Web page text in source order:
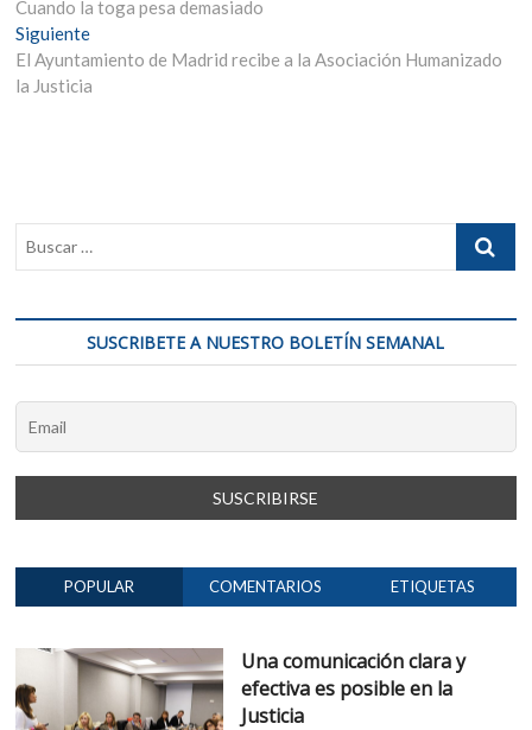
de
entradas
anterior:
Cuando la toga pesa demasiado
SiguienteEntrada
siguiente:
El Ayuntamiento de Madrid recibe a la Asociación Humanizado
la Justicia
SUSCRIBETE A NUESTRO BOLETÍN SEMANAL
POPULAR COMENTARIOS ETIQUETAS
Una comunicación clara y
efectiva es posible en la
Justicia